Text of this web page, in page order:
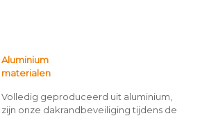
Aluminium
materialen
Volledig geproduceerd uit aluminium,
zijn onze dakrandbeveiliging tijdens de